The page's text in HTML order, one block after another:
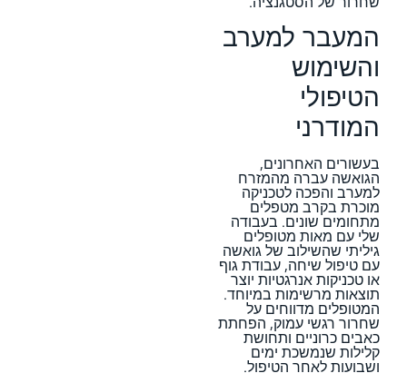
המעבר למערב
והשימוש
הטיפולי
המודרני
בעשורים האחרונים,
הגואשה עברה מהמזרח
למערב והפכה לטכניקה
מוכרת בקרב מטפלים
מתחומים שונים. בעבודה
שלי עם מאות מטופלים
גיליתי שהשילוב של גואשה
עם טיפול שיחה, עבודת גוף
או טכניקות אנרגטיות יוצר
תוצאות מרשימות במיוחד.
המטופלים מדווחים על
שחרור רגשי עמוק, הפחתת
כאבים כרוניים ותחושת
קלילות שנמשכת ימים
ושבועות לאחר הטיפול.